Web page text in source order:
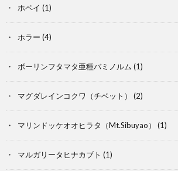
ホペイ (1)
ホラー (4)
ボーリンフタマタ亜種バミノルム (1)
マグダレインコクワ（チベット） (2)
マリンドッケオオヒラタ（Mt.Sibuyao） (1)
マルガリータヒナカブト (1)